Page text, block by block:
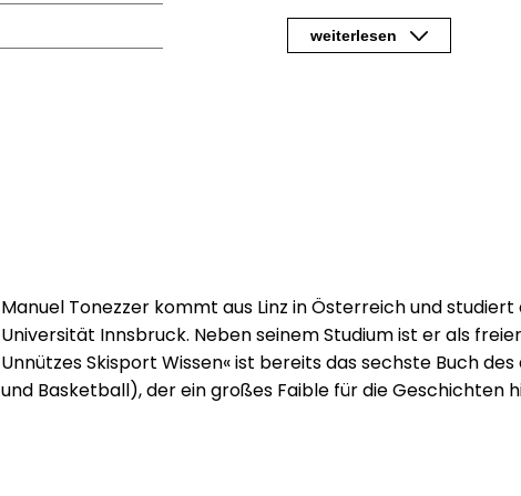
Schneepisten gibt? Oder
militärische Disziplin war?
versammelt erstaunliche
aus dem Wintersport.
legendäre Rekorde bis
hier erfährst du Dinge, die
weiterlesen
Manuel Tonezzer kommt aus Linz in Österreich und
Universität Innsbruck. Neben seinem Studium ist er als
Unnützes Skisport Wissen« ist bereits das sechste Buch
und Basketball), der ein großes Faible für die Geschichten